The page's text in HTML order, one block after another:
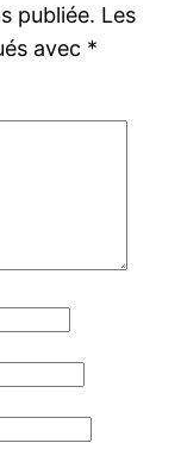
publiée. Les
avec *